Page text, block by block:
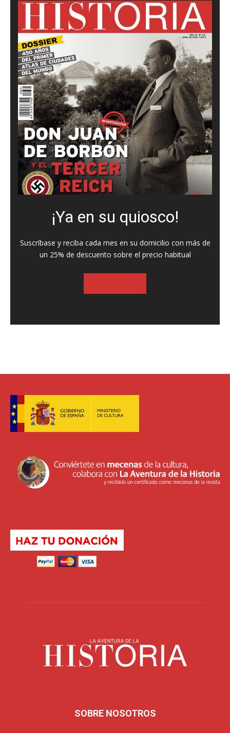
¡Ya en su quiosco!
Suscríbase y reciba cada mes en su domicilio con más de
un 25% de descuento sobre el precio habitual
SOBRE NOSOTROS